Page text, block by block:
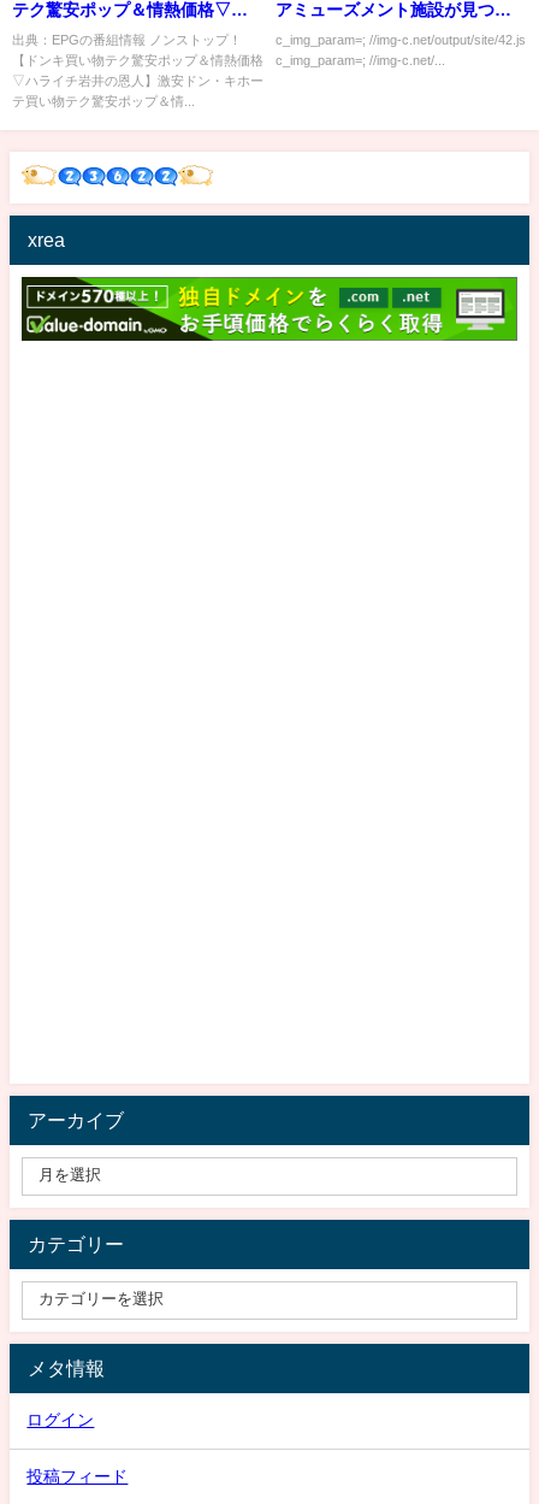
テク驚安ポップ＆情熱価格▽ハ
ライチ岩井の恩人】[字][デ]…の
番組内容解析まとめ
出典：EPGの番組情報 ノンストップ！
【ドンキ買い物テク驚安ポップ＆情熱価格
▽ハライチ岩井の恩人】激安ドン・キホー
テ買い物テク驚安ポップ＆情...
アミューズメント施設が見つか
るｗｗｗｗｗ
c_img_param=; //img-c.net/output/site/42.js
c_img_param=; //img-c.net/...
xrea
アーカイブ
カテゴリー
メタ情報
ログイン
投稿フィード